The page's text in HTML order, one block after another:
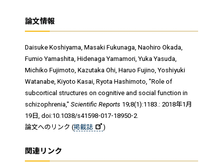
論文情報
Daisuke Koshiyama, Masaki Fukunaga, Naohiro Okada,
Fumio Yamashita, Hidenaga Yamamori, Yuka Yasuda,
Michiko Fujimoto, Kazutaka Ohi, Haruo Fujino, Yoshiyuki
Watanabe, Kiyoto Kasai, Ryota Hashimoto, "Role of
subcortical structures on cognitive and social function in
schizophrenia," Scientific Reports 19;8(1):1183.: 2018年1月
19日, doi:10.1038/s41598-017-18950-2.
論文へのリンク (掲載誌 )
関連リンク